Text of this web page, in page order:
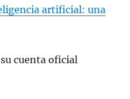
artificial: una
cuenta oficial